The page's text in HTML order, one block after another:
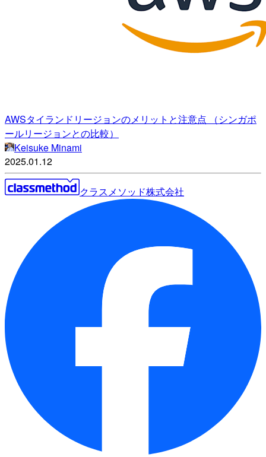
AWSタイランドリージョンのメリットと注意点 （シンガポ
ールリージョンとの比較）
Keisuke Minami
2025.01.12
クラスメソッド株式会社